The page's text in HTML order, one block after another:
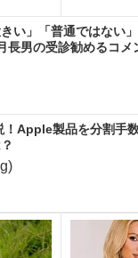
きい」「普通ではない
長男の受診勧めるコメ
！Apple製品を分割手